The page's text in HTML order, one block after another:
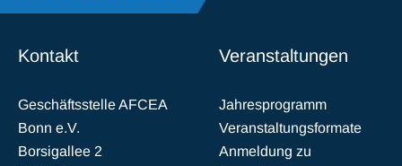
Kontakt
Geschäftsstelle AFCEA
Bonn e.V.
Borsigallee 2
Veranstaltungen
Jahresprogramm
Veranstaltungsformate
Anmeldung zu